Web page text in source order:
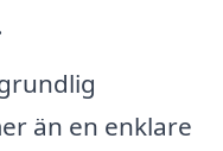
än en enklare